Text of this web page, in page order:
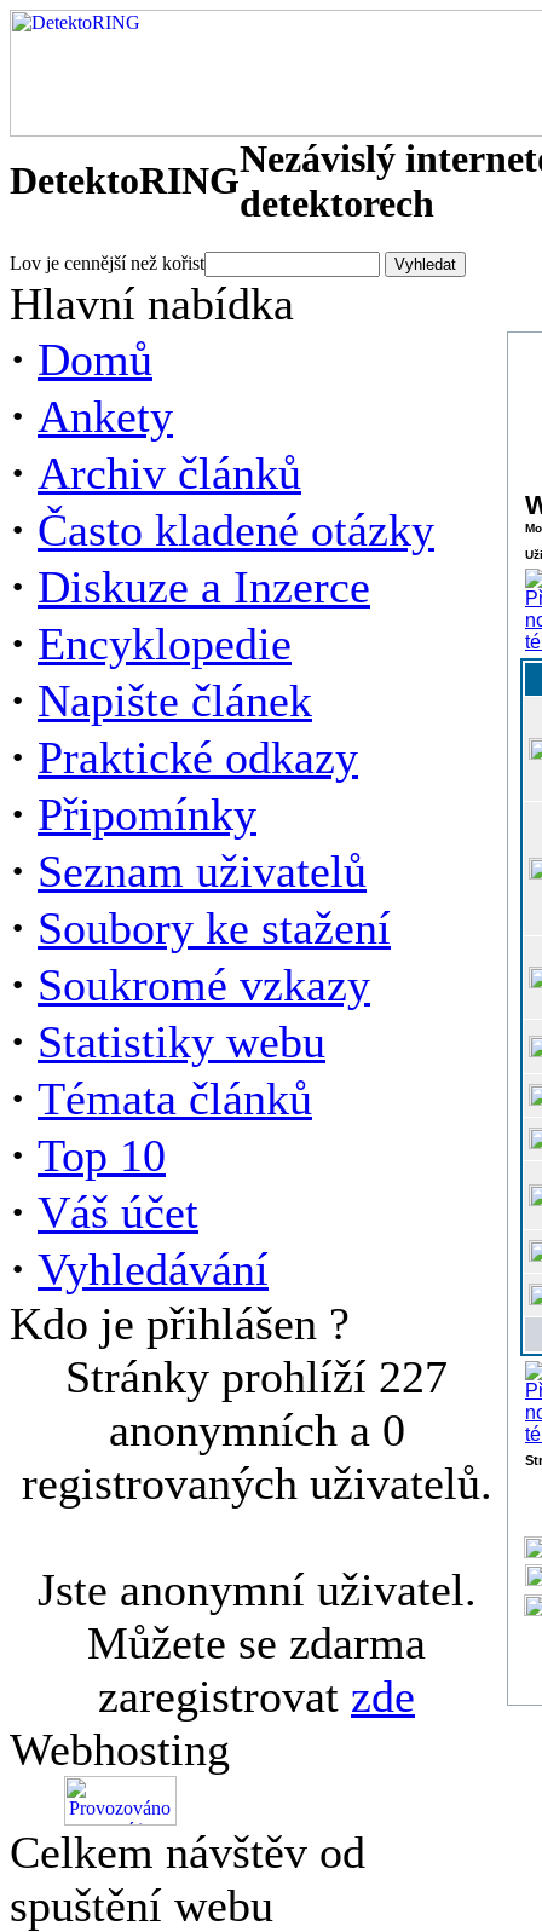
DetektoRINGNezávislý
detektorech
Lov je cennější než kořist
Hlavní nabídka
· Domů
· Ankety
· Archiv článků
· Často kladené otázky
· Diskuze a Inzerce
· Encyklopedie
· Napište článek
· Praktické odkazy
· Připomínky
· Seznam uživatelů
· Soubory ke stažení
· Soukromé vzkazy
· Statistiky webu
· Témata článků
· Top 10
· Váš účet
· Vyhledávání
Kdo je přihlášen ?
Stránky prohlíží 227
anonymních a 0
registrovaných uživatelů.
Jste anonymní uživatel.
Můžete se zdarma
zaregistrovat zde
Webhosting
Celkem návštěv od
spuštění webu